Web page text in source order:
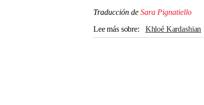
Traducción de Sara Pignatiello
Lee más sobre
Khloé Kardashian
Secuestro